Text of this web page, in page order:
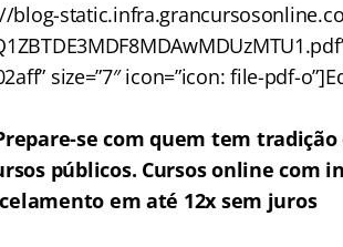
blog-
size=”7″ icon=”icon: file-pdf-
se com quem tem tradição
públicos. Cursos online com
em até 12x sem juros